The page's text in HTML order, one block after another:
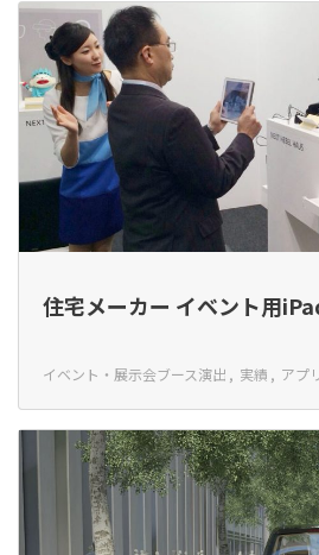
住宅メーカー イベント用
イベント・展示会ブース演出 実績 アプ